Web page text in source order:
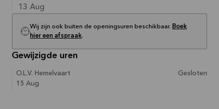
13 Aug
Wij zijn ook buiten de openingsuren beschikbaar. Boek
hier een afspraak.
Gewijzigde uren
O.L.V. Hemelvaart
15 Aug
Gesloten